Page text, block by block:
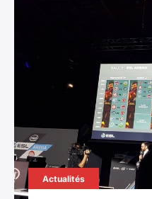
Actualités